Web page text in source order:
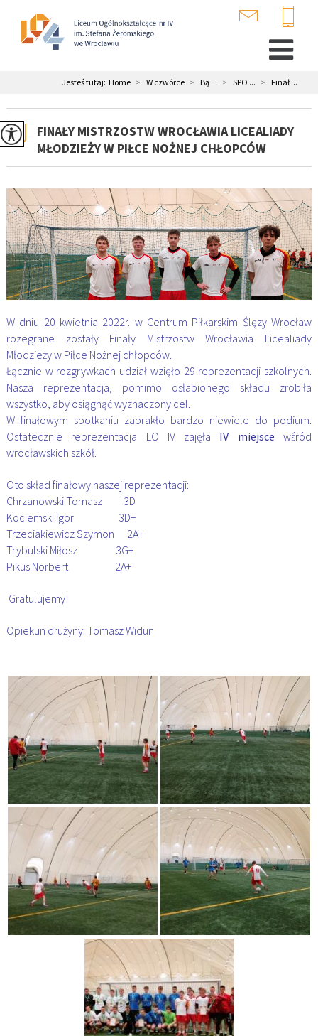
Jesteś tutaj: Home > W czwórce > Bą ... > SPO ... > Finał ...
FINAŁY MISTRZOSTW WROCŁAWIA LICEALIADY
MŁODZIEŻY W PIŁCE NOŻNEJ CHŁOPCÓW
W dniu 20 kwietnia 2022r. w Centrum Piłkarskim Ślęzy Wrocław
rozegrane zostały Finały Mistrzostw Wrocławia Licealiady
Młodzieży w Piłce Nożnej chłopców.
Łącznie w rozgrywkach udział wzięło 29 reprezentacji szkolnych.
Nasza reprezentacja, pomimo osłabionego składu zrobiła
wszystko, aby osiągnąć wyznaczony cel.
W finałowym spotkaniu zabrakło bardzo niewiele do podium.
Ostatecznie reprezentacja LO IV zajęła IV miejsce wśród
wrocławskich szkół.
Oto skład finałowy naszej reprezentacji:
Chrzanowski Tomasz 3D
Kociemski Igor 3D+
Trzeciakiewicz Szymon 2A+
Trybulski Miłosz 3G+
Pikus Norbert 2A+
Gratulujemy!
Opiekun drużyny: Tomasz Widun